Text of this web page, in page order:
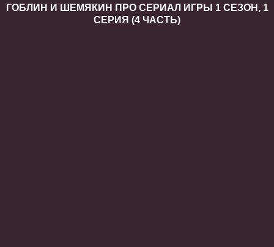
ГОБЛИН И ШЕМЯКИН ПРО СЕРИАЛ ИГРЫ 1 СЕЗОН, 1
СЕРИЯ (4 ЧАСТЬ)